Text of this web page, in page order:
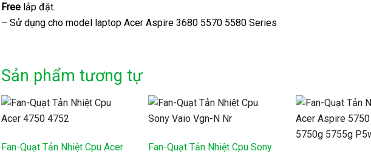
Free lắp đặt.
– Sử dụng cho model laptop Acer Aspire 3680 5570 5580 Series
Sản phẩm tương tự
Fan-Quạt Tản Nhiệt Cpu Acer
Fan-Quạt Tản Nhiệt Cpu Sony